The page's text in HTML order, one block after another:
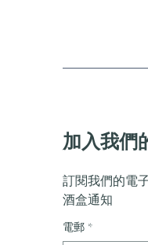
加入我們
訂閱我們的電
酒盒通知
電郵 *